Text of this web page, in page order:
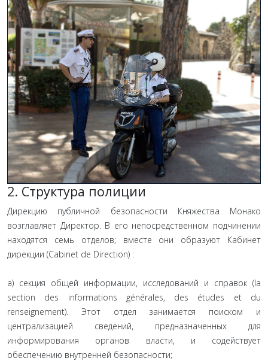
2. Структура полиции
Дирекцию публичной безопасности Княжества Монако
возглавляет Директор. В его непосредственном подчинении
находятся семь отделов; вместе они образуют Кабинет
дирекции (Cabinet de Direction) :
а) секция общей информации, исследований и справок (la
section des informations générales, des études et du
renseignement). Этот отдел занимается поиском и
централизацией сведений, предназначенных для
информирования органов власти, и содействует
обеспечению внутренней безопасности;